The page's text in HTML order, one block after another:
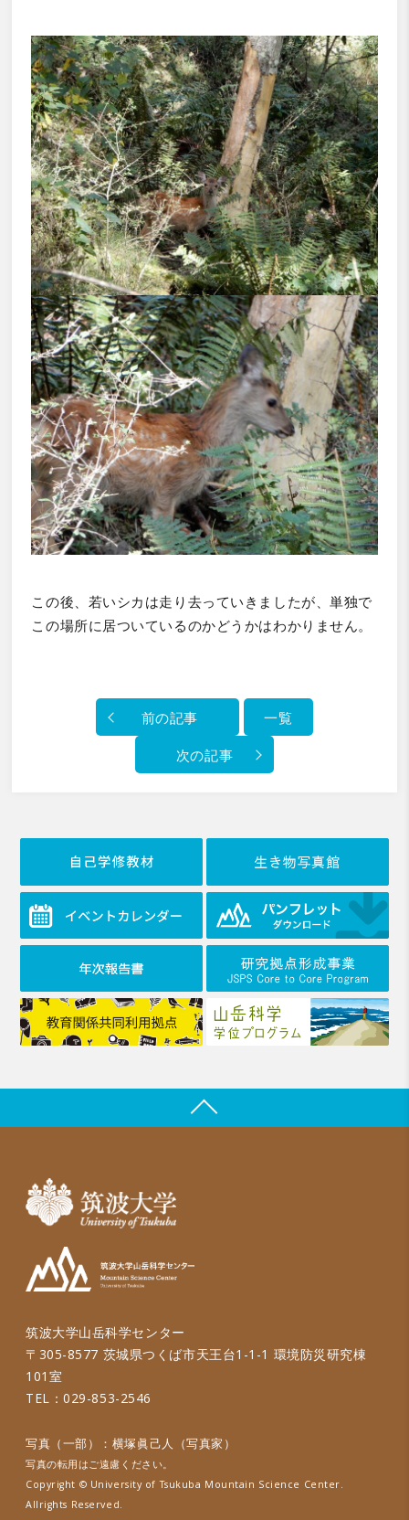
この後、若いシカは走り去っていきましたが、単独で
この場所に居ついているのかどうかはわかりません。
前の記事 一覧
次の記事
筑波大学山岳科学センター
〒305-8577 茨城県つくば市天王台1-1-1 環境防災研究棟
101室
TEL：029-853-2546
写真（一部）：横塚眞己人（写真家）
写真の転用はご遠慮ください。
Copyright © University of Tsukuba Mountain Science Center.
Allrights Reserved.